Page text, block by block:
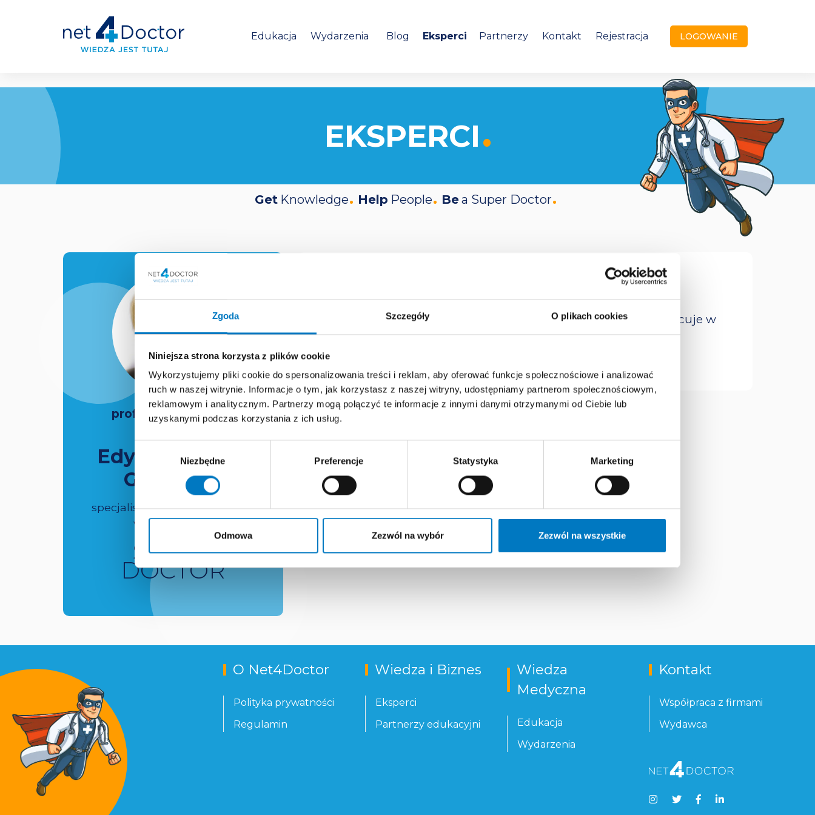
Zgoda Szczegóły O plikach cookies
Niniejsza strona korzysta z plików cookie
Wykorzystujemy pliki cookie do spersonalizowania treści i reklam, aby oferować funkcje społecznościowe i analizować
ruch w naszej witrynie. Informacje o tym, jak korzystasz z naszej witryny, udostępniamy partnerom społecznościowym,
reklamowym i analitycznym. Partnerzy mogą połączyć te informacje z innymi danymi otrzymanymi od Ciebie lub
uzyskanymi podczas korzystania z ich usług.
Niezbędne Preferencje Statystyka Marketing
Odmowa Zezwól na wybór Zezwól na wszystkie
Edukacja Wydarzenia Blog Eksperci Partnerzy Kontakt Rejestracja LOGOWANIE
EKSPERCI
Get Knowledge Help People Bea Super Doctor
prof. dr hab. n. med.
Edyta Płońska-
Gościniak
specjalista kardiologii i chorób
wewnętrznych
SUPER
DOCTOR
Specjalista kardiologii i chorób wewnętrznych. Na codzień pracuje w
Klinice Kardiologii Pomorskiego Uniwersytetu Medycznego w
Szczecinie.
O Net4Doctor
Polityka prywatności
Regulamin
Wiedza i Biznes
Eksperci
Partnerzy edukacyjni
Wiedza
Medyczna
Edukacja
Wydarzenia
Kontakt
Współpraca z firmami
Wydawca